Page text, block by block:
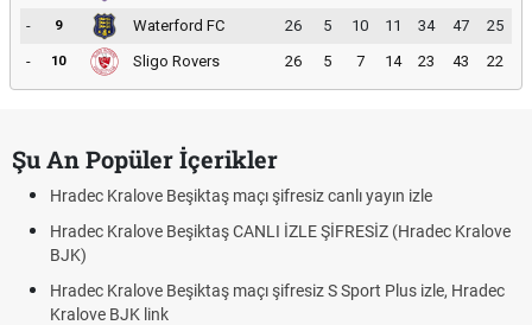
-
9 Waterford FC 26 5 10 11 34 47
25
-
10 Sligo Rovers 26 5 7 14 23 43 22
Şu An Popüler İçerikler
Hradec Kralove Beşiktaş maçı şifresiz canlı yayın izle
Hradec Kralove Beşiktaş CANLI İZLE ŞİFRESİZ (Hradec Kralove
BJK)
Hradec Kralove Beşiktaş maçı şifresiz S Sport Plus izle, Hradec
Kralove BJK link